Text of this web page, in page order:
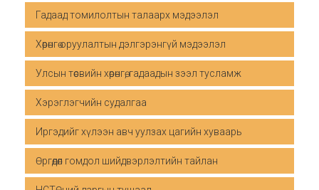
Гадаад томилолтын талаарх мэдээлэл
Хөрөнгө оруулалтын дэлгэрэнгүй мэдээлэл
Улсын төсвийн хөрөнгө, гадаадын зээл тусламж
Хэрэглэгчийн судалгаа
Иргэдийг хүлээн авч уулзах цагийн хуваарь
Өргөдөл гомдол шийдвэрлэлтийн тайлан